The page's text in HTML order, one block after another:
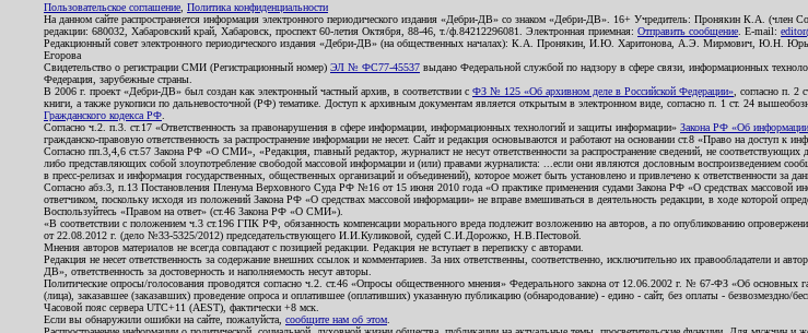
Пользовательское соглашение Политика конфиденциальности
На данном сайте распространяется информация электронного периодического издания «Дебри-ДВ» со знаком «Дебри-ДВ». 16+ Учредитель: Пронякин К.А.
редакции: 680032, Хабаровский край, Хабаровск, проспект 60-летия Октября, 88-46, т./ф.84212296081. Электронная приемная: Отправить сообщение . E-mail:
Редакционный совет электронного периодического издания «Дебри-ДВ» (на общественных началах): К.А. Пронякин, И.Ю. Харитонова, А.Э. Мирмович,
Егорова
Свидетельство о регистрации СМИ (Регистрационный номер) ЭЛ № ФС77-45537 выдано Федеральной службой по надзору в сфере связи, информационных
Федерация, зарубежные страны.
В 2006 г. проект «Дебри-ДВ» был создан как электронный частный архив, в соответствии с ФЗ № 125 «Об архивном деле в Российской Федерации» , согласно п.
книги, а также рукописи по дальневосточной (РФ) тематике. Доступ к архивным документам является открытым в электронном виде, согласно п. 1 ст. 24
Гражданского кодекса РФ
Согласно ч.2. п.3. ст.17 «Ответственность за правонарушения в сфере информации, информационных технологий и защиты информации» Закона РФ «Об
гражданско-правовую ответственность за распространение информации не несет. Сайт и редакция основываются и работают на основании ст.8 «Право на доступ к
Согласно пп.3,4,6 ст.57 Закона РФ «О СМИ», «Редакция, главный редактор, журналист не несут ответственности за распространение сведений, не
либо представляющих собой злоупотребление свободой массовой информации и (или) правами журналиста: ...если они являются дословным воспроизведением
в пресс-релизах и информация государственных, общественных организаций и объединений), которое может быть установлено и привлечено к ответственности за
Согласно абз.3, п.13 Постановления Пленума Верховного Суда РФ №16 от 15 июня 2010 года «О практике применения судами Закона РФ «О средствах массовой
ответчиком, поскольку исходя из положений Закона РФ «О средствах массовой информации» не вправе вмешиваться в деятельность редакции, в ходе которой
Воспользуйтесь «Правом на ответ» (ст.46 Закона РФ «О СМИ»).
«В соответствии с положением ч.3 ст.196 ГПК РФ, обязанность компенсации морального вреда подлежит возложению на авторов, а по опубликованию
от 22.08.2012 г. (дело №33-5325/2012) председательствующего И.И.Куликовой, судей С.И.Дорожко, Н.В.Пестовой.
Мнения авторов материалов не всегда совпадают с позицией редакции. Редакция не вступает в переписку с авторами.
Редакция не несет ответственность за содержание внешних ссылок и комментариев. За них ответственны, соответственно, исключительно их правообладатели
ДВ», ответственность за достоверность и наполняемость несут авторы.
Политические опросы/голосования проводятся согласно ч.2. ст.46 «Опросы общественного мнения» Федерального закона от 12.06.2002 г. № 67-ФЗ «Об основных
(лица), заказавшее (заказавших) проведение опроса и оплатившее (оплативших) указанную публикацию (обнародование) - едино - сайт, без оплаты - безвозмездно/
Часовой пояс сервера UTC+11 (AEST), фактически +8 мск.
Если вы обнаружили ошибки на сайте, пожалуйста, сообщите нам об этом